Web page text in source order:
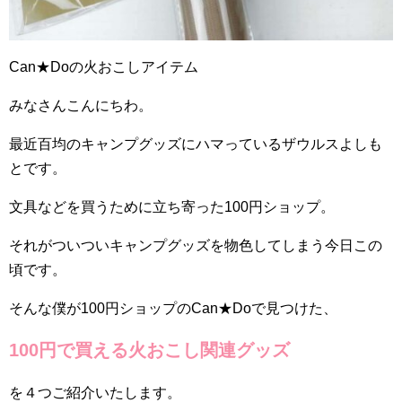
Can★Doの火おこしアイテム
みなさんこんにちわ。
最近百均のキャンプグッズにハマっているザウルスよしも
とです。
文具などを買うために立ち寄った100円ショップ。
それがついついキャンプグッズを物色してしまう今日この
頃です。
そんな僕が100円ショップのCan★Doで見つけた、
100円で買える火おこし関連グッズ
を４つご紹介いたします。